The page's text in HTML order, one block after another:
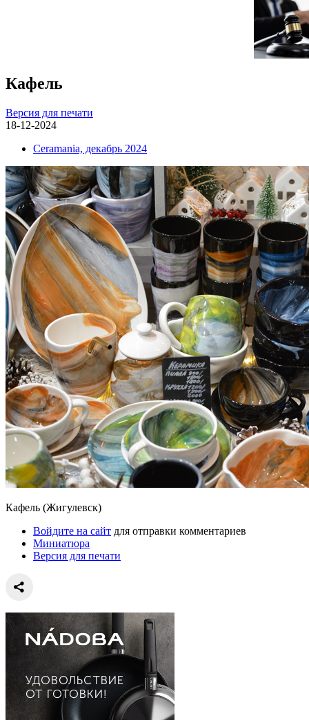
Кафель
Версия для печати
18-12-2024
Ceramania, декабрь 2024
Кафель (Жигулевск)
Войдите на сайт для отправки комментариев
Миниатюра
Версия для печати